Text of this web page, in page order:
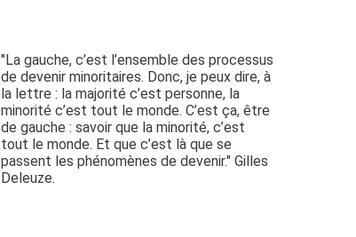
"La gauche, c’est l’ensemble des processus
de devenir minoritaires. Donc, je peux dire, à
la lettre : la majorité c’est personne, la
minorité c’est tout le monde. C’est ça, être
de gauche : savoir que la minorité, c’est
tout le monde. Et que c’est là que se
passent les phénomènes de devenir." Gilles
Deleuze.